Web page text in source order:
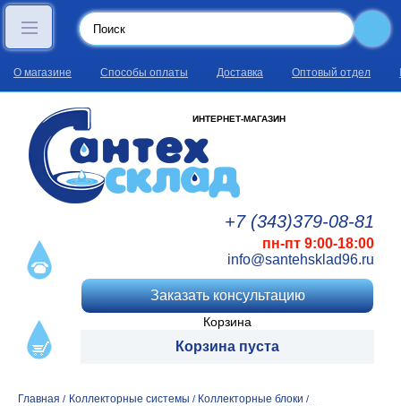
О магазине Способы оплаты Доставка Оптовый отдел
ИНТЕРНЕТ-МАГАЗИН
+7 (343)379-08-81
пн-пт 9:00-18:00
info@santehsklad96.ru
Заказать консультацию
Корзина
Корзина пуста
Главная / Коллекторные системы / Коллекторные блоки /